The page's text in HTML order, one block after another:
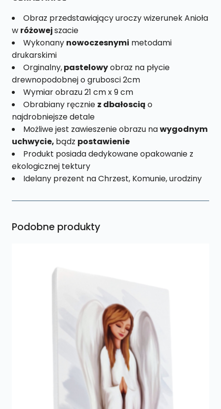
Obraz przedstawiający uroczy wizerunek Anioła
w różowejszacie
Wykonany nowoczesnymi metodami
drukarskimi
Orginalny,pastelowyobraz na płycie
drewnopodobnej o grubosci 2cm
Wymiar obrazu 21 cm x 9 cm
Obrabiany ręcznie z dbałoscią o
najdrobniejsze detale
Możliwe jest zawieszenie obrazu nawygodnym
uchwycie, bądz postawienie
Produkt posiada dedykowane opakowanie z
ekologicznej tektury
Idelany prezent na Chrzest, Komunie, urodziny
Podobne produkty